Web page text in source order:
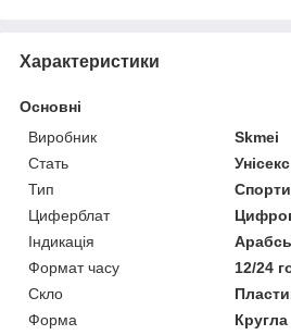
Характеристики
Основні
Виробник
Skmei
Стать
Унісекс
Тип
Циферблат
Індикація
Формат часу
12/24
Скло
Форма
Кругла